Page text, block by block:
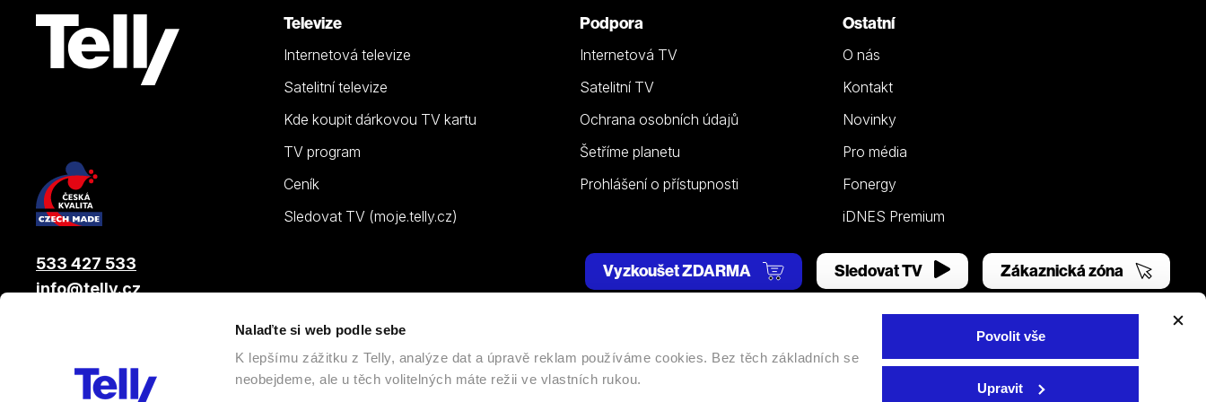
Nalaďte si web podle sebe
K lepšímu zážitku z Telly, analýze dat a úpravě reklam používáme cookies. Bez těch základních se
neobejdeme, ale u těch volitelných máte režii ve vlastních rukou.
Povolit vše
Upravit
Televize
Internetová televize
Satelitní televize
Kde koupit dárkovou TV kartu
TV program
Ceník
Sledovat TV (moje.telly.cz)
Podpora
Internetová TV
Satelitní TV
Ochrana osobních údajů
Šetříme planetu
Prohlášení o přístupnosti
Ostatní
O nás
Kontakt
Novinky
Pro média
Fonergy
iDNES Premium
533 427 533
info@telly.cz
Vyzkoušet ZDARMA Sledovat TV Zákaznická zóna
, člen skupiny LAMA ENERGY GROUP | Všechna práva vyhrazena. |Nastavení cookies